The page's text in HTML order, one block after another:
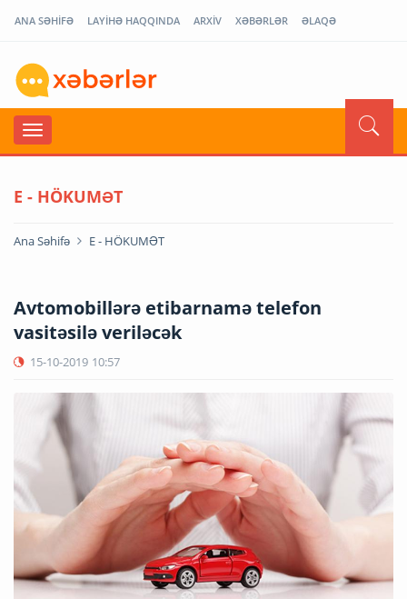
ANA SƏHİFƏ LAYİHƏ HAQQINDA ARXİV XƏBƏRLƏR ƏLAQƏ
E - HÖKUMƏT
Ana Səhifə E - HÖKUMƏT
Avtomobillərə etibarnamə telefon
vasitəsilə veriləcək
15-10-2019 10:57